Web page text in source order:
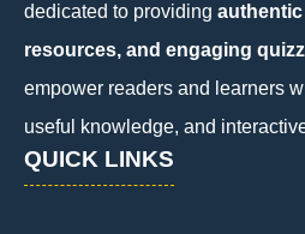
dedicated to providing authentic
resources, and engaging
empower readers and learners
useful knowledge, and
QUICK LINKS